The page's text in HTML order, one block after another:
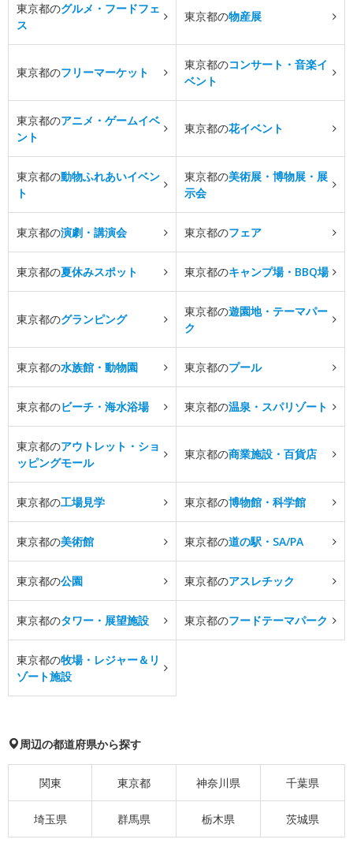
東京都のグルメ・フードフェ
ス
東京都の物産展
東京都のフリーマーケット
東京都のコンサート・音楽イ
ベント
東京都のアニメ・ゲームイベ
ント
東京都の花イベント
東京都の動物ふれあいイベン
ト
東京都の美術展・博物展・展
示会
東京都の演劇・講演会 東京都のフェア
東京都の夏休みスポット 東京都のキャンプ場・BBQ場
東京都のグランピング
東京都の遊園地・テーマパー
ク
東京都の水族館・動物園 東京都のプール
東京都のビーチ・海水浴場 東京都の温泉・スパリゾート
東京都のアウトレット・ショ
ッピングモール
東京都の商業施設・百貨店
東京都の工場見学 東京都の博物館・科学館
東京都の美術館 東京都の道の駅・SA/PA
東京都の公園 東京都のアスレチック
東京都のタワー・展望施設 東京都のフードテーマパーク
東京都の牧場・レジャー＆リ
ゾート施設
周辺の都道府県から探す
関東 東京都 神奈川県 千葉県
埼玉県 群馬県 栃木県 茨城県